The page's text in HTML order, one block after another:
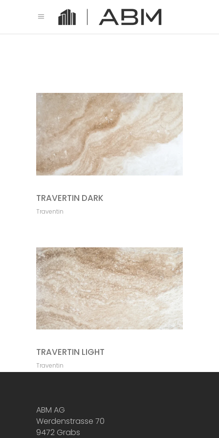
TRAVERTIN DARK
Traventin
TRAVERTIN LIGHT
Traventin
ABM AG
Werdenstrasse 70
9472 Grabs